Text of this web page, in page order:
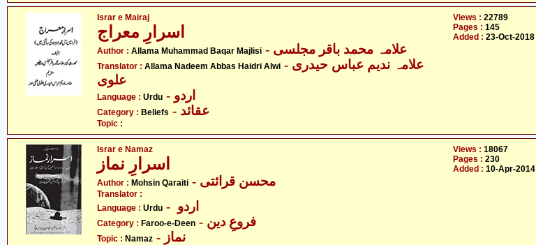
Israr e Mairaj
اسرارِ معراج
Author : Allama Muhammad Baqar Majlisi - علامہ محمد باقر مجلسی
Translator : Allama Nadeem Abbas Haidri Alwi - علامہ ندیم عباس حیدری
علوی
Language : Urdu - اردو
Category : Beliefs - عقائد
Topic :
Views : 22789
Pages : 145
Added : 23-Oct-2018
Israr e Namaz
اسرارِ نماز
Author : Mohsin Qaraiti - محسن قرائتی
Translator :
Language : Urdu
Category : Faroo-e-Deen - فروعِ دین
Topic : Namaz - نماز
Views : 18067
Pages : 230
Added : 10-Apr-2014